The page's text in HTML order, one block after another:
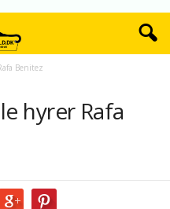
Benitez
hyrer Rafa